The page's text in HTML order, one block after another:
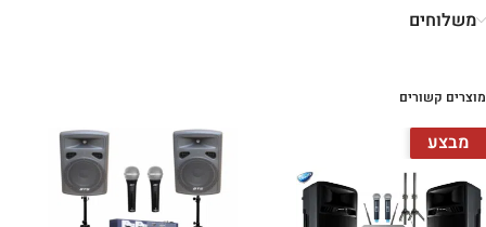
משלוחים
מוצרים קשורים
מבצע